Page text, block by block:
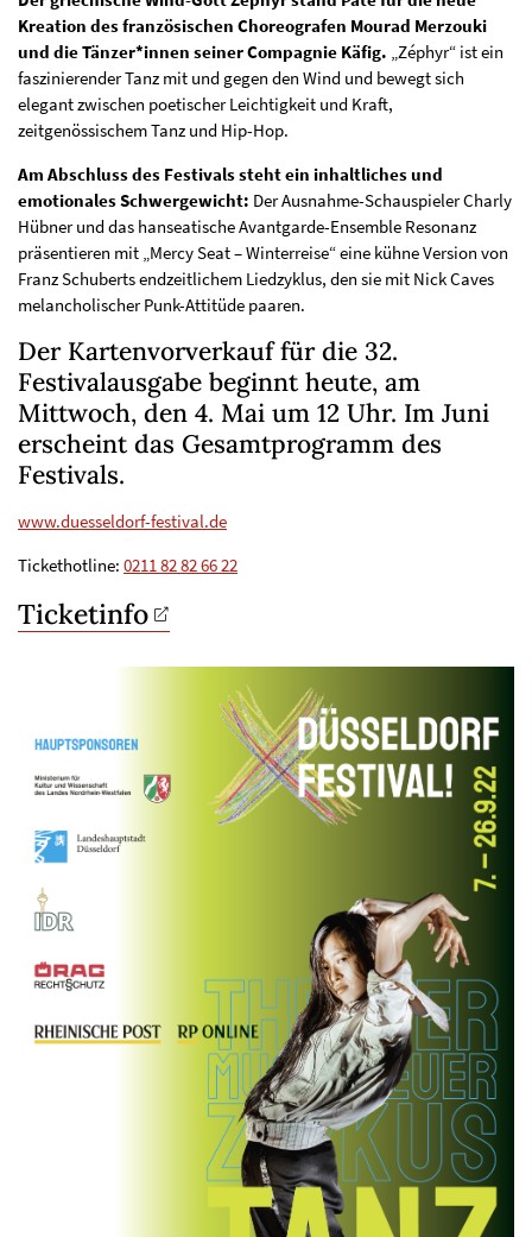
Kreation des französischen Choreografen Mourad Merzouki
und die Tänzer*innen seiner Compagnie Käfig. „Zéphyr“ ist ein
faszinierender Tanz mit und gegen den Wind und bewegt sich
elegant zwischen poetischer Leichtigkeit und Kraft,
zeitgenössischem Tanz und Hip-Hop.
Am Abschluss des Festivals steht ein inhaltliches und
emotionales Schwergewicht: Der Ausnahme-Schauspieler Charly
Hübner und das hanseatische Avantgarde-Ensemble Resonanz
präsentieren mit „Mercy Seat – Winterreise“ eine kühne Version von
Franz Schuberts endzeitlichem Liedzyklus, den sie mit Nick Caves
melancholischer Punk-Attitüde paaren.
Der Kartenvorverkauf für die 32.
Festivalausgabe beginnt heute, am
Mittwoch, den 4. Mai um 12 Uhr. Im Juni
erscheint das Gesamtprogramm des
Festivals.
www.duesseldorf-festival.de
Tickethotline: 0211 82 82 66 22
Ticketinfo